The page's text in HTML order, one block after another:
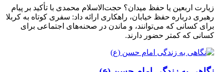
زیارت اربعین یا حفظ میدان؟ حجت‌الاسلام محمدی با تأکید بر پیام
رهبری درباره حفظ خیابان، راهکاری ارائه داد: سفری کوتاه به کربلا
برای کسانی که می‌توانند، و ماندن در صحنه‌های اجتماعی برای
کسانی که کمتر حضور دارند.